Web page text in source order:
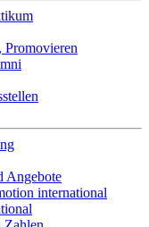
Promovieren
Angebote
international